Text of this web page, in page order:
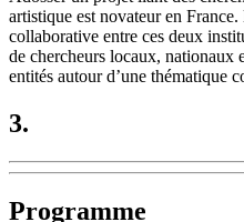
artistique est novateur en
collaborative entre ces deux
de chercheurs locaux, nationaux
entités autour d’une thématique
3.
Programme